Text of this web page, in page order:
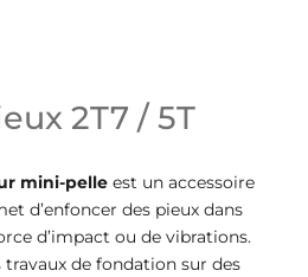
2T7 / 5T
mini-pelleest un accessoire
d’enfoncer des pieux dans
d’impact ou de vibrations.
de fondation sur des